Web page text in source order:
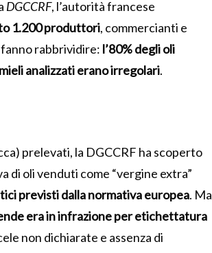
DGCCRF, l’autorità francese
1.200 produttori, commercianti e
rabbrividire: l’80% degli oli
analizzati erano irregolari.
prelevati, la DGCCRF ha scoperto
di oli venduti come “vergine extra”
previsti dalla normativa europea. Ma
era in infrazione per etichettatura
non dichiarate e assenza di